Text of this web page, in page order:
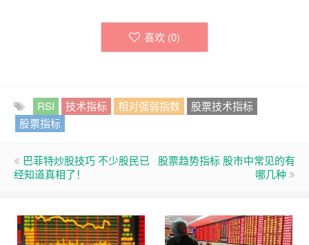
喜欢 (0)
RSI 技术指标 相对强弱指数
股票技术指标
股票指标
巴菲特炒股技巧 不少股民已
经知道真相了！
股票趋势指标 股市中常见的有
哪几种